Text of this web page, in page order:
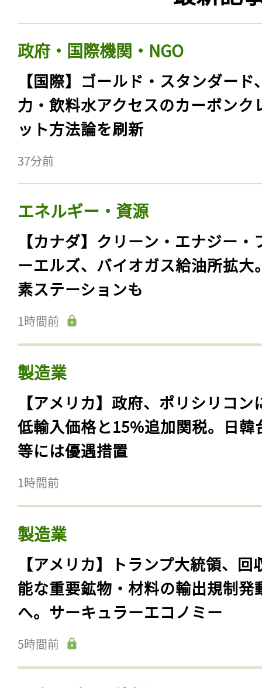
政府・国際機関・NGO
【国際】ゴールド・スタンダード
力・飲料水アクセスのカーボンク
ット方法論を刷新
37分前
エネルギー・資源
【カナダ】クリーン・エナジー・
ーエルズ、バイオガス給油所拡大
素ステーションも
1時間前
製造業
【アメリカ】政府、ポリシリコン
低輸入価格と15%追加関税。日韓
等には優遇措置
1時間前
製造業
【アメリカ】トランプ大統領、回
能な重要鉱物・材料の輸出規制発
へ。サーキュラーエコノミー
5時間前